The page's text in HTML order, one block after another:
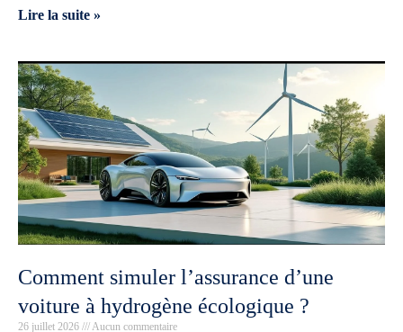
Lire la suite »
Comment simuler l’assurance d’une
voiture à hydrogène écologique ?
26 juillet 2026 Aucun commentaire